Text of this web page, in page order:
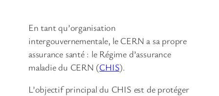
En tant qu’organisation
intergouvernementale, le CERN a sa propre
assurance santé : le Régime d’assurance
maladie du CERN (CHIS).
L’objectif principal du CHIS est de protéger